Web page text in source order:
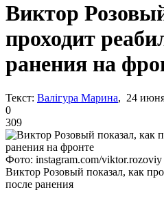
Виктор
проходит
ранения на
Текст: Валігура Марина, 24
0
309
Фото: instagram.com/viktor.rozoviy
Виктор Розовый показал, как
после ранения